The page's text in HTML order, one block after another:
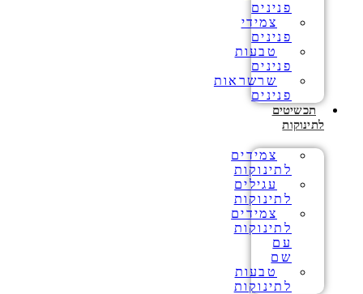
פנינים
צמידי
פנינים
טבעות
פנינים
שרשראות
פנינים
תכשיטים
לתינוקות
צמידים
לתינוקות
עגילים
לתינוקות
צמידים
לתינוקות
עם
שם
טבעות
לתינוקות